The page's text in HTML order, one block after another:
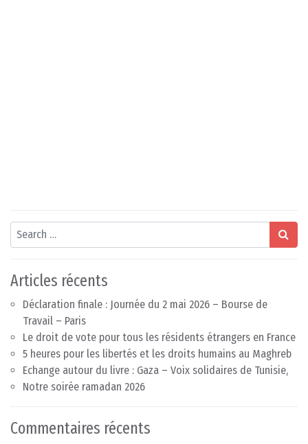
Search
Articles récents
Déclaration finale : Journée du 2 mai 2026 – Bourse de
Travail – Paris
Le droit de vote pour tous les résidents étrangers en France
5 heures pour les libertés et les droits humains au Maghreb
Echange autour du livre : Gaza – Voix solidaires de Tunisie,
Notre soirée ramadan 2026
Commentaires récents